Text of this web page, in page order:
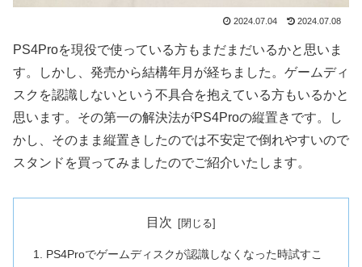
2024.07.04 2024.07.08
PS4Proを現役で使っている方もまだまだいるかと思いま
す。しかし、発売から結構年月が経ちました。ゲームディ
スクを認識しないという不具合を抱えている方もいるかと
思います。その第一の解決法がPS4Proの縦置きです。し
かし、そのまま縦置きしたのでは不安定で倒れやすいので
スタンドを買ってみましたのでご紹介いたします。
目次
PS4Proでゲームディスクが認識しなくなった時試すこ